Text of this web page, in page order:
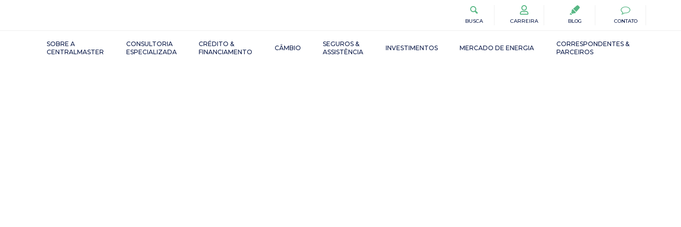
BUSCA CARREIRA BLOG CONTATO
SOBRE A
CENTRALMASTER
CONSULTORIA
ESPECIALIZADA
CRÉDITO &
FINANCIAMENTO
CÂMBIO
SEGUROS &
ASSISTÊNCIA
INVESTIMENTOS MERCADO DE ENERGIA
CORRESPONDENTES &
PARCEIROS